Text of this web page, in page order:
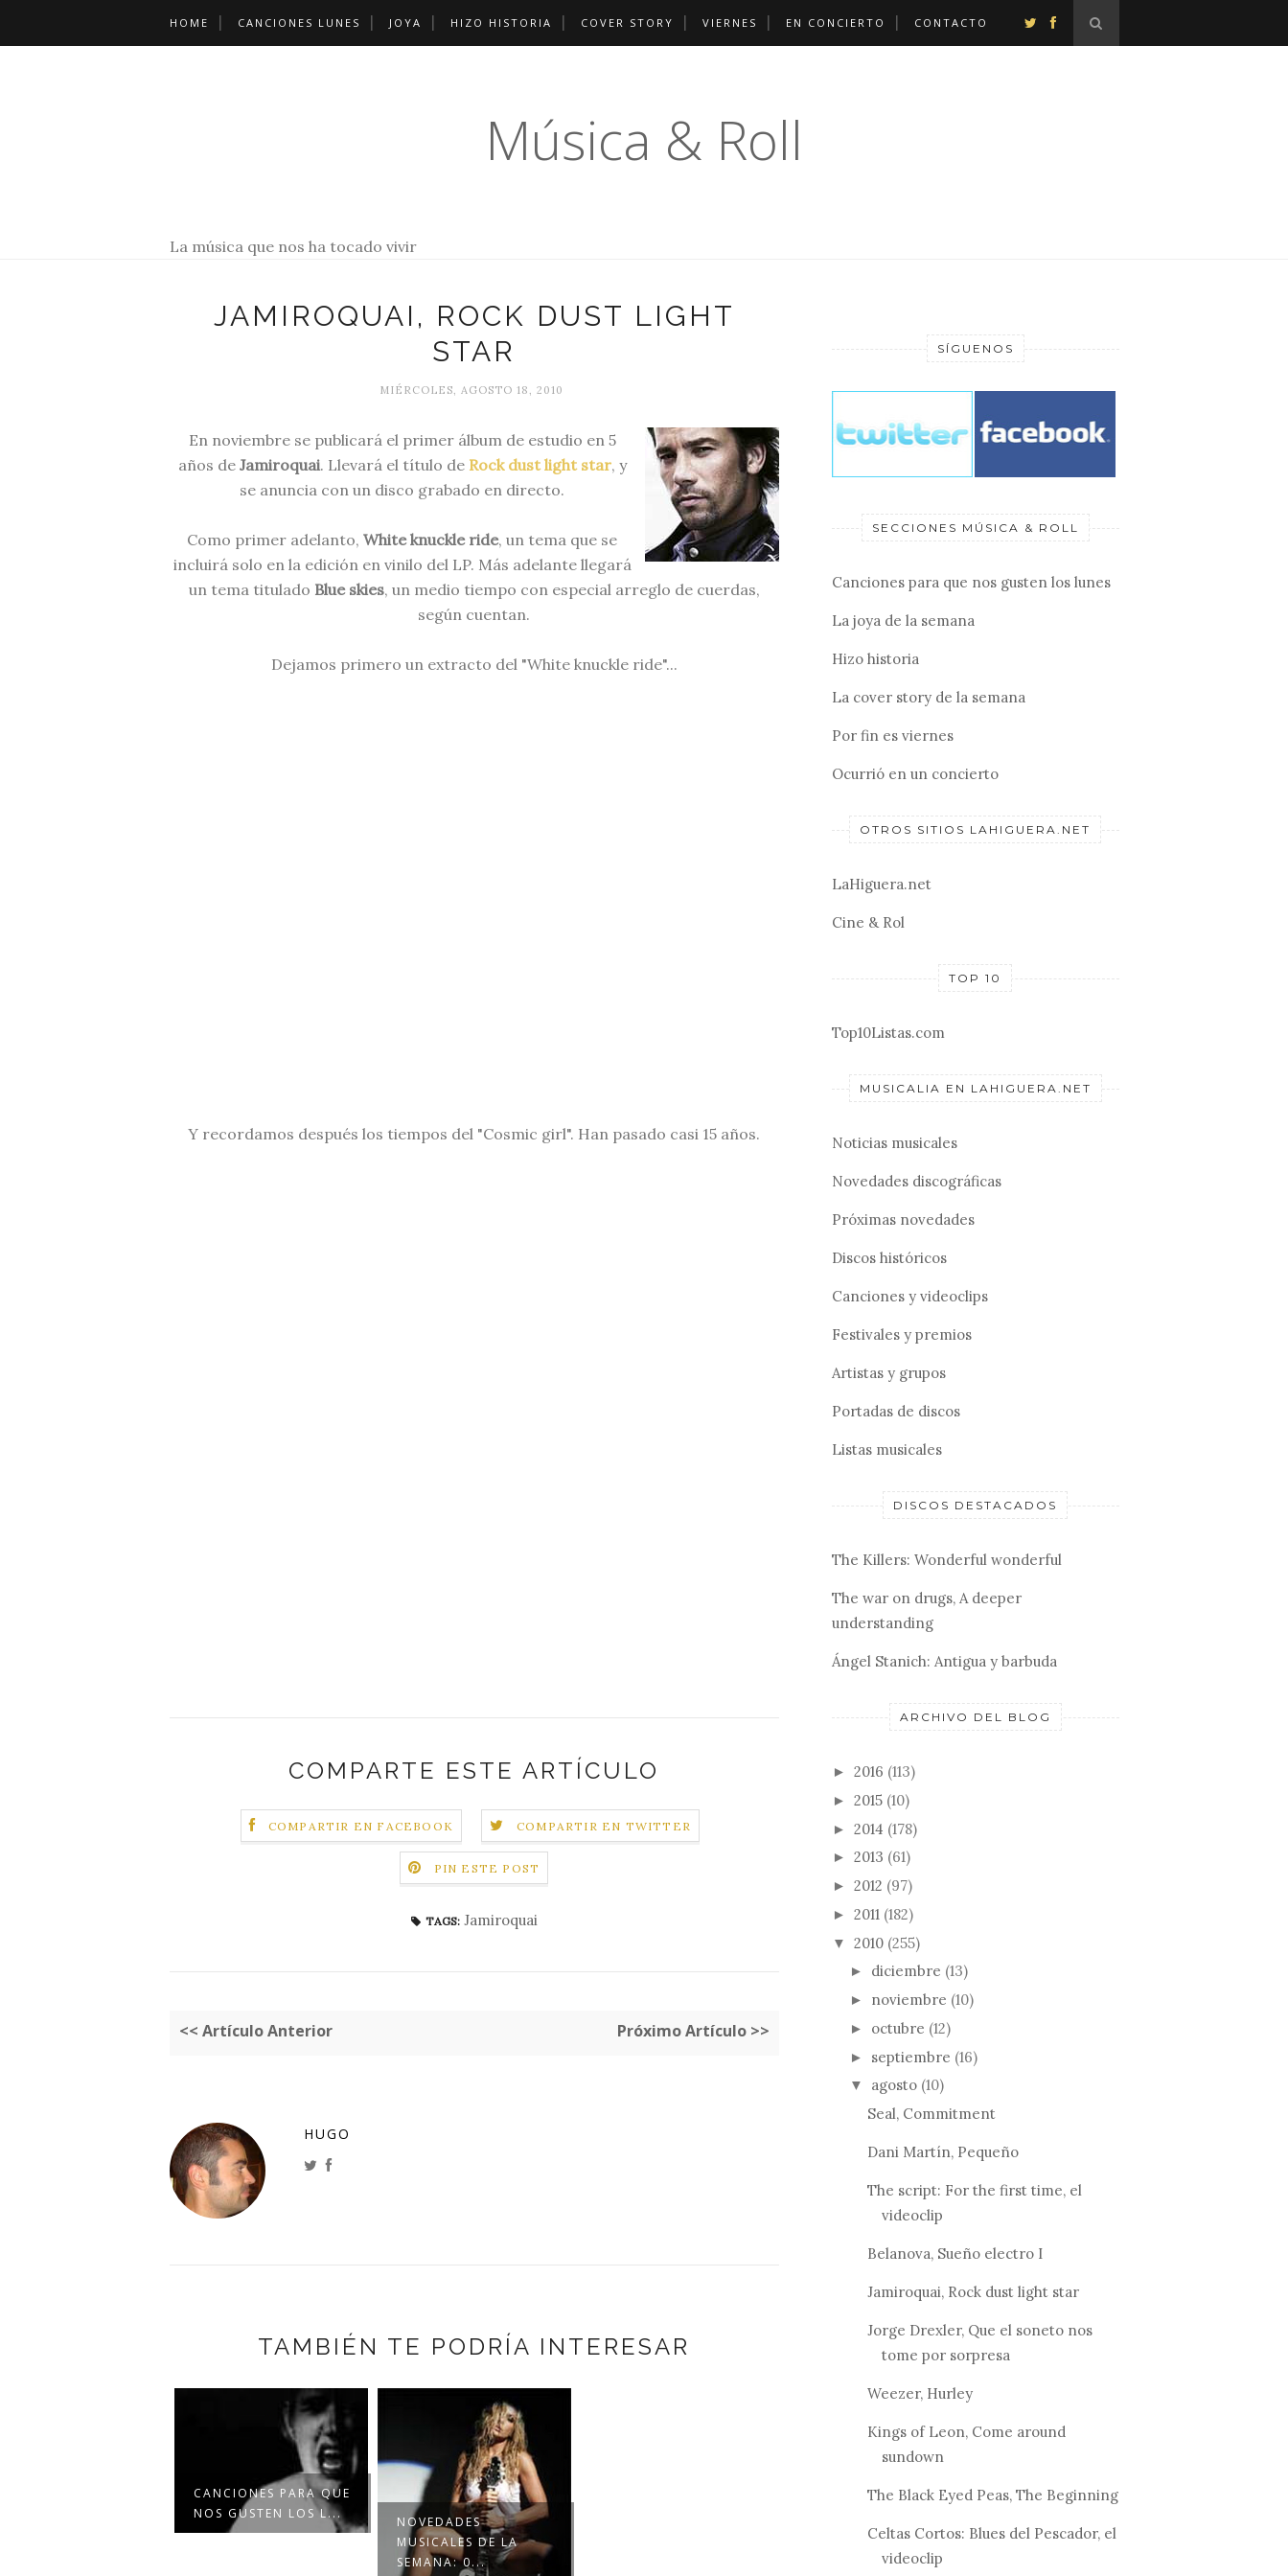
HOME CANCIONES LUNES JOYA HIZO HISTORIA COVER STORY VIERNES EN CONCIERTO CONTACTO
Música & Roll
La música que nos ha tocado vivir
JAMIROQUAI, ROCK DUST LIGHT
STAR
MIÉRCOLES, AGOSTO 18, 2010
En noviembre se publicará el primer álbum de estudio en 5
años de Jamiroquai. Llevará el título de Rock dust light star, y
se anuncia con un disco grabado en directo.
Como primer adelanto, White knuckle ride, un tema que se
incluirá solo en la edición en vinilo del LP. Más adelante llegará
un tema titulado Blue skies, un medio tiempo con especial arreglo de cuerdas,
según cuentan.
Dejamos primero un extracto del "White knuckle ride"...
Y recordamos después los tiempos del "Cosmic girl". Han pasado casi 15 años.
COMPARTE ESTE ARTÍCULO
COMPARTIR EN FACEBOOK COMPARTIR EN TWITTER
PIN ESTE POST
TAGS: Jamiroquai
<< Artículo Anterior Próximo Artículo >>
HUGO
TAMBIÉN TE PODRÍA INTERESAR
CANCIONES PARA QUE
NOS GUSTEN LOS L...
NOVEDADES
MUSICALES DE LA
SEMANA: 0...
SÍGUENOS
SECCIONES MÚSICA & ROLL
Canciones para que nos gusten los lunes
La joya de la semana
Hizo historia
La cover story de la semana
Por fin es viernes
Ocurrió en un concierto
OTROS SITIOS LAHIGUERA.NET
LaHiguera.net
Cine & Rol
TOP 10
Top10Listas.com
MUSICALIA EN LAHIGUERA.NET
Noticias musicales
Novedades discográficas
Próximas novedades
Discos históricos
Canciones y videoclips
Festivales y premios
Artistas y grupos
Portadas de discos
Listas musicales
DISCOS DESTACADOS
The Killers: Wonderful wonderful
The war on drugs, A deeper
understanding
Ángel Stanich: Antigua y barbuda
ARCHIVO DEL BLOG
► 2016 (113)
► 2015 (10)
► 2014 (178)
► 2013 (61)
► 2012 (97)
► 2011 (182)
▼ 2010 (255)
► diciembre (13)
► noviembre (10)
► octubre (12)
► septiembre (16)
▼ agosto (10)
Seal, Commitment
Dani Martín, Pequeño
The script: For the first time, el
videoclip
Belanova, Sueño electro I
Jamiroquai, Rock dust light star
Jorge Drexler, Que el soneto nos
tome por sorpresa
Weezer, Hurley
Kings of Leon, Come around
sundown
The Black Eyed Peas, The Beginning
Celtas Cortos: Blues del Pescador, el
videoclip